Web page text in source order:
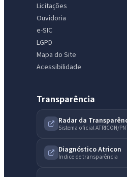
Licitações
Ouvidoria
e-SIC
LGPD
Mapa do Site
Acessibilidade
Transparência
Radar da
Sistema oficial ATRICON/
Diagnóstico Atricon
Índice de transparência
IntGest AI